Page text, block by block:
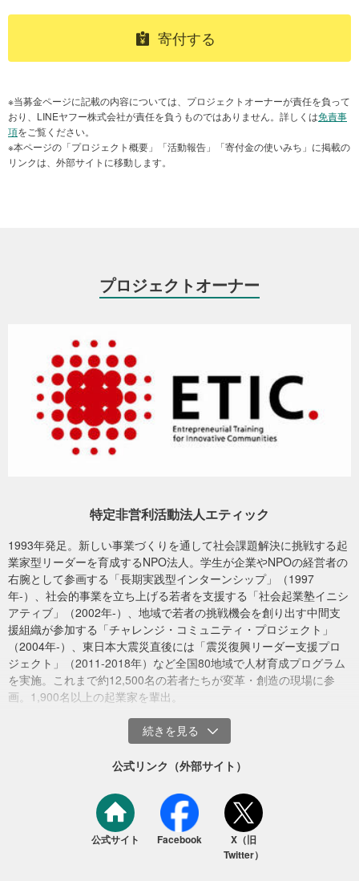
しかし現状では地域の中間支援組織はいずれも小規模で運営してい
域のため」という一心でボランタリーな活動をしている現状があり
ます。
ETIC.では、この取り組みを支援する仕組みとして、「災害支援会員
1．地域の中間支援組織を支える
災害時における行政、社会福祉協議会、全国規模の災害支援NPOに
2．全国規模での相互扶助
ある地域団体=約130団体）を土台に、中間支援組織同士での相互扶
助体制を創ること。
3．企業・専門団体との連携
この広がりをテコに、全国に支社・拠点を持つ大企業、災害時に特
定の専門領域で支援に入る団体、地域の中小中堅企業を巻き込んだ
プラットフォームにする。
2021年以降にスタートしてからこれまで7件の現場に285万円の災害
支援基金からの資金提供、また、ほかの企業や財団などと連携した
資金調達支援を行い総額824万円の資金調達支援を行ってきまし
きなものに育てていきたいと考えています。
寄付する
※当募金ページに記載の内容については、プロジェクトオーナーが責任を負って
おり、LINEヤフー株式会社が責任を負うものではありません。詳しくは免責事
項をご覧ください。
※本ページの「プロジェクト概要」「活動報告」「寄付金の使いみち」に掲載の
リンクは、外部サイトに移動します。
プロジェクトオーナー
特定非営利活動法人エティック
1993年発足。新しい事業づくりを通して社会課題解決に挑戦する起
業家型リーダーを育成するNPO法人。学生が企業やNPOの経営者の
右腕として参画する「長期実践型インターンシップ」（1997
年-）、社会的事業を立ち上げる若者を支援する「社会起業塾イニシ
アティブ」（2002年-）、地域で若者の挑戦機会を創り出す中間支
援組織が参加する「チャレンジ・コミュニティ・プロジェクト」
（2004年-）、東日本大震災直後には「震災復興リーダー支援プロ
ジェクト」（2011-2018年）など全国80地域で人材育成プログラム
を実施。これまで約12,500名の若者たちが変革・創造の現場に参
画。1,900名以上の起業家を輩出。
公式リンク（外部サイト）
公式サイト Facebook
X（旧
Twitter）